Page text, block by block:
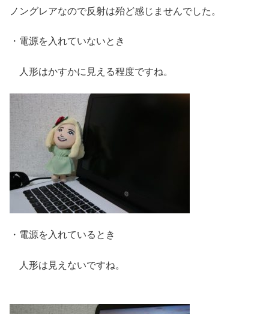
ノングレアなので反射は殆ど感じませんでした。
・電源を入れていないとき
人形はかすかに見える程度ですね。
・電源を入れているとき
人形は見えないですね。